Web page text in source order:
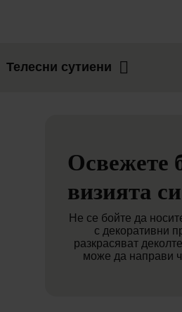
Телесни сутиени
Освежете
визията си
Не се бойте да
с декоративни
разкрасяват
може да направи